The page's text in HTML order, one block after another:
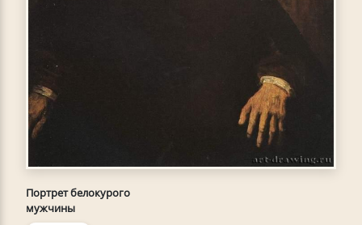
Портрет белокурого
мужчины